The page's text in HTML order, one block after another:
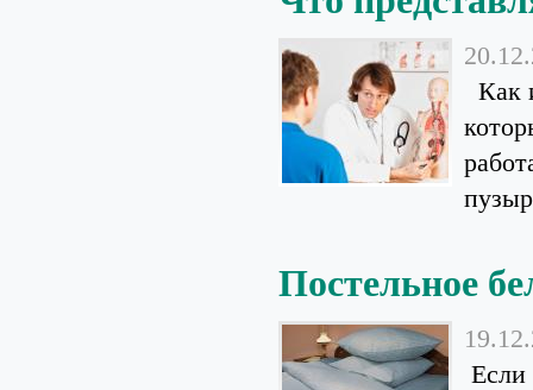
Как
Постельное
Если